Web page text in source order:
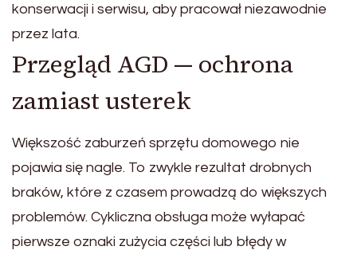
konserwacji i serwisu, aby pracował niezawodnie
przez lata.
Przegląd AGD — ochrona
zamiast usterek
Większość zaburzeń sprzętu domowego nie
pojawia się nagle. To zwykle rezultat drobnych
braków, które z czasem prowadzą do większych
problemów. Cykliczna obsługa może wyłapać
pierwsze oznaki zużycia części lub błędy w